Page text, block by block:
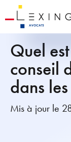
Quel
conseil
dans
Mis à jour le